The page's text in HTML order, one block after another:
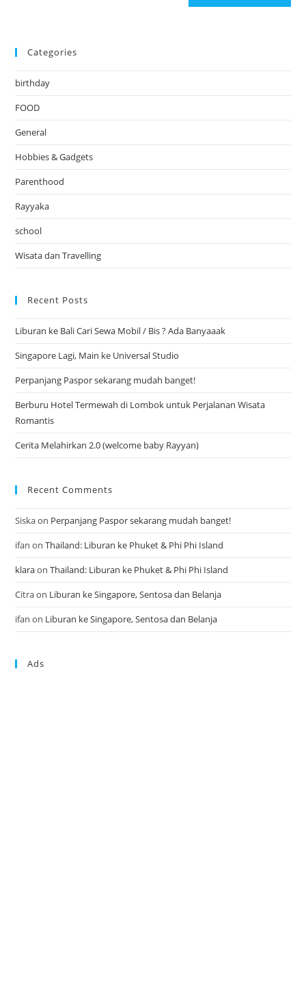
Categories
birthday
FOOD
General
Hobbies & Gadgets
Parenthood
Rayyaka
school
Wisata dan Travelling
Recent Posts
Liburan ke Bali Cari Sewa Mobil / Bis ? Ada Banyaaak
Singapore Lagi, Main ke Universal Studio
Perpanjang Paspor sekarang mudah banget!
Berburu Hotel Termewah di Lombok untuk Perjalanan Wisata
Romantis
Cerita Melahirkan 2.0 (welcome baby Rayyan)
Recent Comments
Siskaon Perpanjang Paspor sekarang mudah banget!
ifan onThailand: Liburan ke Phuket & Phi Phi Island
klaraonThailand: Liburan ke Phuket & Phi Phi Island
Citraon Liburan ke Singapore, Sentosa dan Belanja
ifan on Liburan ke Singapore, Sentosa dan Belanja
Ads